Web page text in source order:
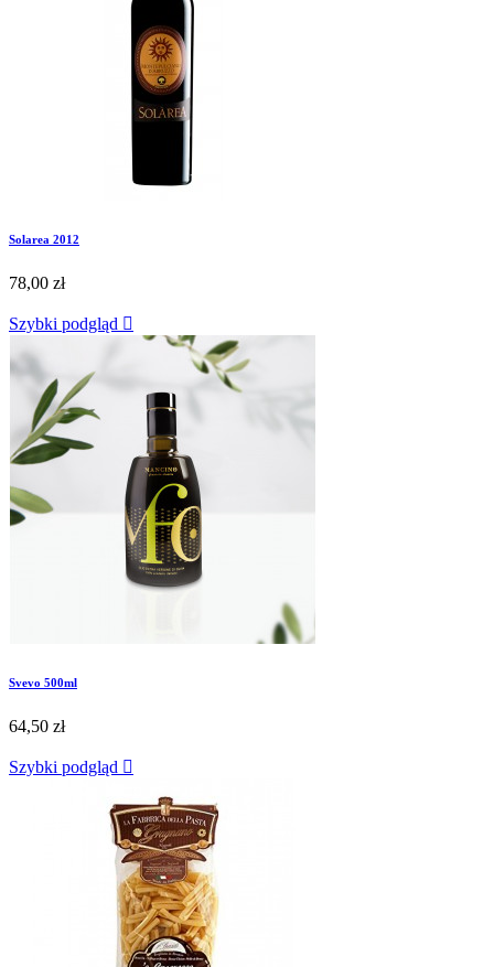
Solarea 2012
78,00 zł
Szybki podgląd 
Svevo 500ml
64,50 zł
Szybki podgląd 